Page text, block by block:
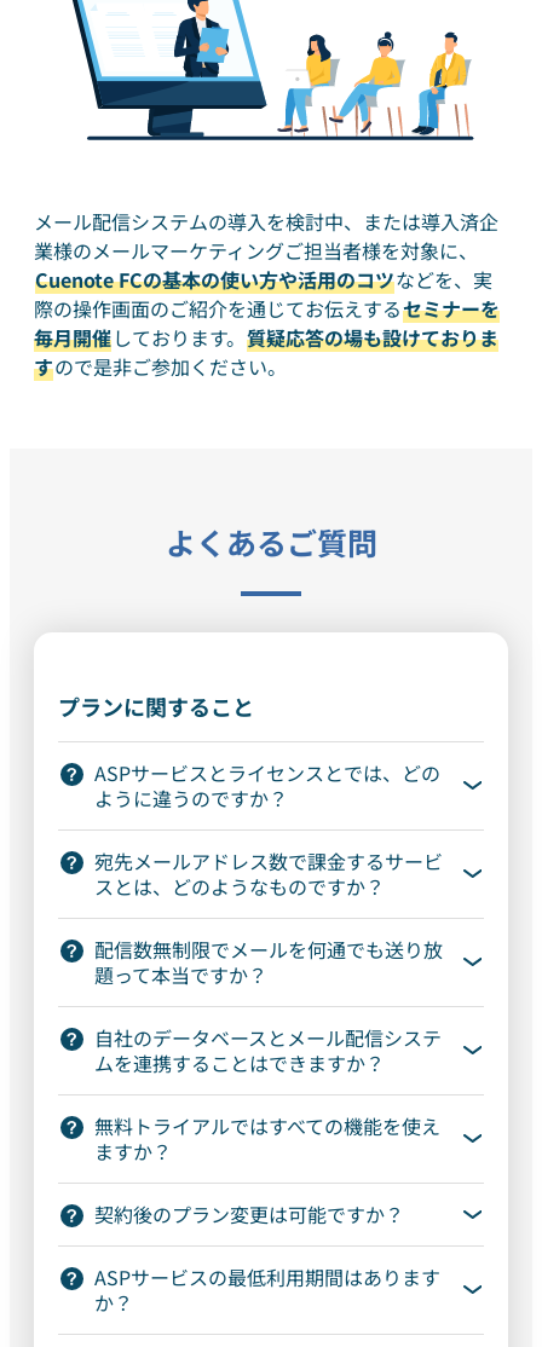
メール配信システムの導入を検討中、または導入済企
業様のメールマーケティングご担当者様を対象に、
Cuenote FCの基本の使い方や活用のコツなどを、実
際の操作画面のご紹介を通じてお伝えするセミナーを
毎月開催しております。 質疑応答の場も設けておりま
すので是非ご参加ください。
よくあるご質問
プランに関すること
ASPサービスとライセンスとでは、どの
ように違うのですか？
宛先メールアドレス数で課金するサービ
スとは、どのようなものですか？
配信数無制限でメールを何通でも送り放
題って本当ですか？
自社のデータベースとメール配信システ
ムを連携することはできますか？
無料トライアルではすべての機能を使え
ますか？
契約後のプラン変更は可能ですか？
ASPサービスの最低利用期間はあります
か？